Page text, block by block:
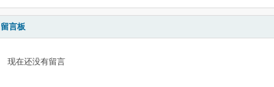
留言板
现在还没有留言